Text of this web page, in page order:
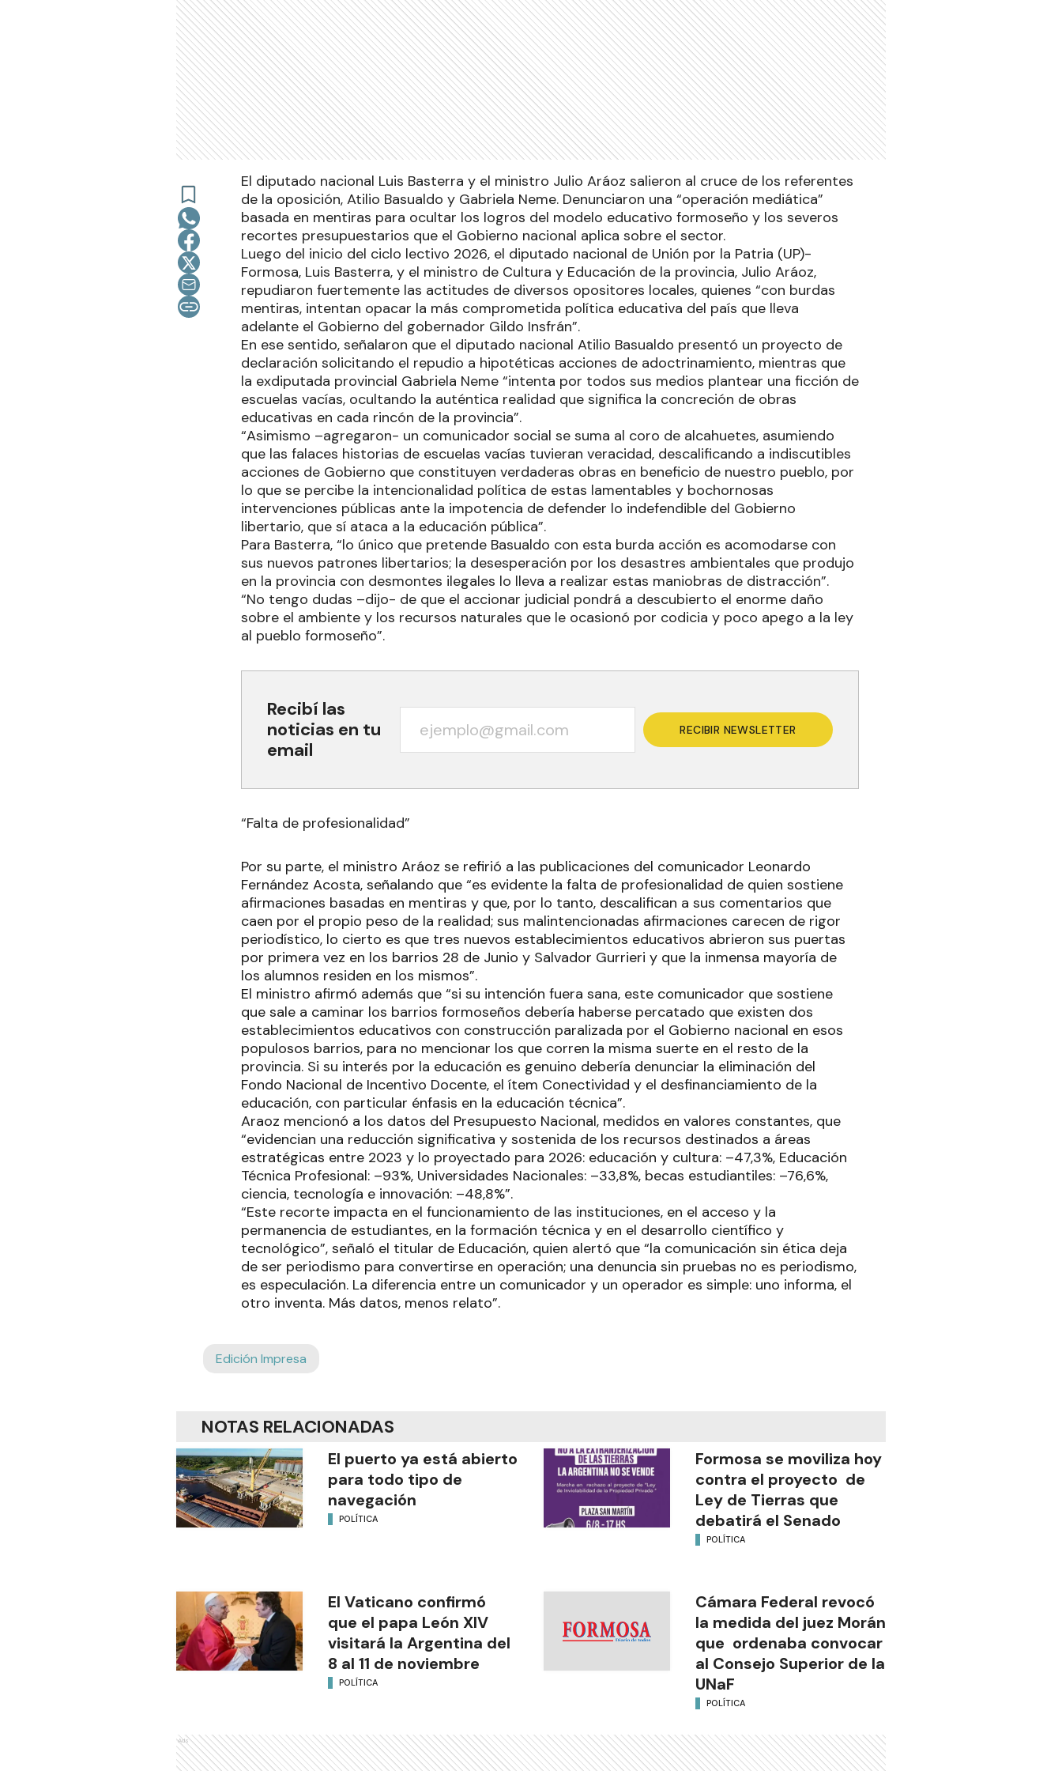
El diputado nacional Luis Basterra y el ministro Julio Aráoz salieron al cruce de los referentes
de la oposición, Atilio Basualdo y Gabriela Neme. Denunciaron una “operación mediática”
basada en mentiras para ocultar los logros del modelo educativo formoseño y los severos
recortes presupuestarios que el Gobierno nacional aplica sobre el sector.
Luego del inicio del ciclo lectivo 2026, el diputado nacional de Unión por la Patria (UP)-
Formosa, Luis Basterra, y el ministro de Cultura y Educación de la provincia, Julio Aráoz,
repudiaron fuertemente las actitudes de diversos opositores locales, quienes “con burdas
mentiras, intentan opacar la más comprometida política educativa del país que lleva
adelante el Gobierno del gobernador Gildo Insfrán”.
En ese sentido, señalaron que el diputado nacional Atilio Basualdo presentó un proyecto de
declaración solicitando el repudio a hipotéticas acciones de adoctrinamiento, mientras que
la exdiputada provincial Gabriela Neme “intenta por todos sus medios plantear una ficción de
escuelas vacías, ocultando la auténtica realidad que significa la concreción de obras
educativas en cada rincón de la provincia”.
“Asimismo –agregaron- un comunicador social se suma al coro de alcahuetes, asumiendo
que las falaces historias de escuelas vacías tuvieran veracidad, descalificando a indiscutibles
acciones de Gobierno que constituyen verdaderas obras en beneficio de nuestro pueblo, por
lo que se percibe la intencionalidad política de estas lamentables y bochornosas
intervenciones públicas ante la impotencia de defender lo indefendible del Gobierno
libertario, que sí ataca a la educación pública”.
Para Basterra, “lo único que pretende Basualdo con esta burda acción es acomodarse con
sus nuevos patrones libertarios; la desesperación por los desastres ambientales que produjo
en la provincia con desmontes ilegales lo lleva a realizar estas maniobras de distracción”.
“No tengo dudas –dijo- de que el accionar judicial pondrá a descubierto el enorme daño
sobre el ambiente y los recursos naturales que le ocasionó por codicia y poco apego a la ley
al pueblo formoseño”.
Recibí las
noticias en tu
email
RECIBIR NEWSLETTER
“Falta de profesionalidad”
Por su parte, el ministro Aráoz se refirió a las publicaciones del comunicador Leonardo
Fernández Acosta, señalando que “es evidente la falta de profesionalidad de quien sostiene
afirmaciones basadas en mentiras y que, por lo tanto, descalifican a sus comentarios que
caen por el propio peso de la realidad; sus malintencionadas afirmaciones carecen de rigor
periodístico, lo cierto es que tres nuevos establecimientos educativos abrieron sus puertas
por primera vez en los barrios 28 de Junio y Salvador Gurrieri y que la inmensa mayoría de
los alumnos residen en los mismos”.
El ministro afirmó además que “si su intención fuera sana, este comunicador que sostiene
que sale a caminar los barrios formoseños debería haberse percatado que existen dos
establecimientos educativos con construcción paralizada por el Gobierno nacional en esos
populosos barrios, para no mencionar los que corren la misma suerte en el resto de la
provincia. Si su interés por la educación es genuino debería denunciar la eliminación del
Fondo Nacional de Incentivo Docente, el ítem Conectividad y el desfinanciamiento de la
educación, con particular énfasis en la educación técnica”.
Araoz mencionó a los datos del Presupuesto Nacional, medidos en valores constantes, que
“evidencian una reducción significativa y sostenida de los recursos destinados a áreas
estratégicas entre 2023 y lo proyectado para 2026: educación y cultura: –47,3%, Educación
Técnica Profesional: –93%, Universidades Nacionales: –33,8%, becas estudiantiles: –76,6%,
ciencia, tecnología e innovación: –48,8%”.
“Este recorte impacta en el funcionamiento de las instituciones, en el acceso y la
permanencia de estudiantes, en la formación técnica y en el desarrollo científico y
tecnológico”, señaló el titular de Educación, quien alertó que “la comunicación sin ética deja
de ser periodismo para convertirse en operación; una denuncia sin pruebas no es periodismo,
es especulación. La diferencia entre un comunicador y un operador es simple: uno informa, el
otro inventa. Más datos, menos relato”.
Edición Impresa
NOTAS RELACIONADAS
El puerto ya está abierto
para todo tipo de
navegación
POLÍTICA
Formosa se moviliza hoy
contra el proyecto de
Ley de Tierras que
debatirá el Senado
POLÍTICA
El Vaticano confirmó
que el papa León XIV
visitará la Argentina del
8 al 11 de noviembre
POLÍTICA
Cámara Federal revocó
la medida del juez Morán
que ordenaba convocar
al Consejo Superior de la
UNaF
POLÍTICA
Ads